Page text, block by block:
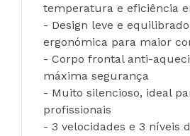
temperatura e eficiência
- Design leve e
ergonómica para maior
- Corpo frontal anti-
máxima segurança
- Muito silencioso, ideal
profissionais
- 3 velocidades e 3 níveis